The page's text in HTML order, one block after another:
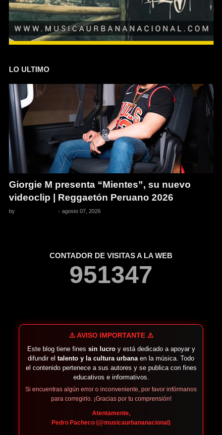
LO ULTIMO
Giorgie M presenta “Mientes”, su nuevo
videoclip | Reggaetón Peruano 2026
by - agosto 07, 2026
CONTADOR DE VISITAS A LA WEB
951347
⚠️ AVISO IMPORTANTE ⚠️
Este blog tiene fines sin lucroy está dedicado a apoyar y
difundir el talento y la cultura urbanaen la música. Todo
el contenido pertenece a sus autores y se publica con fines
educativos e informativos.
Si encuentras algún error o inconveniente, por favor infórmanos
para corregirlo. ¡Gracias por tu comprensión!
Atentamente,
Pedro Pacheco (@musicaurbananacional)